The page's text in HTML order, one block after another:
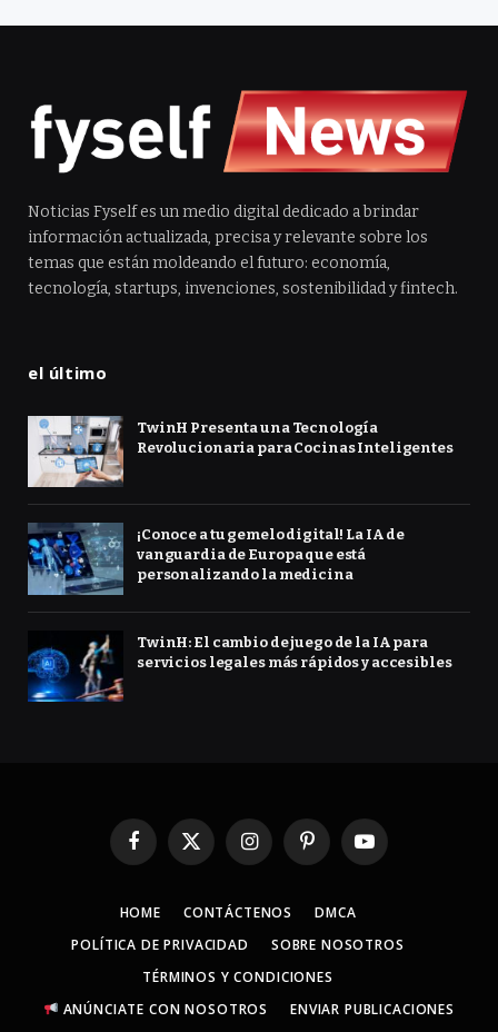
Noticias Fyself es un medio digital dedicado a brindar
información actualizada, precisa y relevante sobre los
temas que están moldeando el futuro: economía,
tecnología, startups, invenciones, sostenibilidad y fintech.
el último
TwinH Presenta una Tecnología
Revolucionaria para Cocinas Inteligentes
¡Conoce a tu gemelo digital! La IA de
vanguardia de Europa que está
personalizando la medicina
TwinH: El cambio de juego de la IA para
servicios legales más rápidos y accesibles
Facebook
X
InstagramPinterestYouTube
HOME CONTÁCTENOS
DMCA
POLÍTICA DE PRIVACIDAD
SOBRE NOSOTROS
TÉRMINOS Y CONDICIONES
ANÚNCIATE CON NOSOTROS
ENVIAR PUBLICACIONES